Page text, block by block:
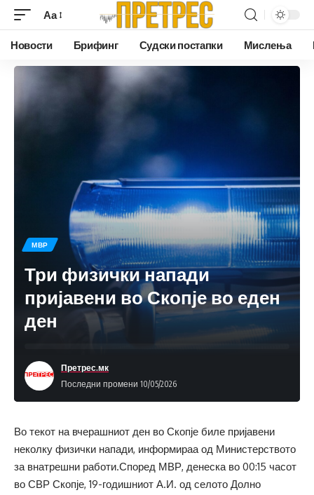
Аа
Новости Брифинг Судски постапки Мислења
МВР
Три физички напади
пријавени во Скопје во еден
ден
Последни промени 10/05/2026
Претрес.мк
Во текот на вчерашниот ден во Скопје биле пријавени
неколку физички напади, информираа од Министерството
за внатрешни работи.Според МВР, денеска во 00:15 часот
во СВР Скопје, 19-годишниот А.И. од селото Долно